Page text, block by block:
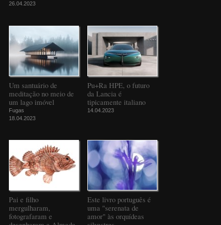
26.04.2023
Um santuário de
meditação no meio de
um lago imóvel
Fugas
18.04.2023
Pu+Ra HPE, o futuro
da Lancia é
tipicamente italiano
14.04.2023
Pai e filho
mergulharam,
fotografaram e
Este livro português é
uma "serenata de
amor" às orquídeas